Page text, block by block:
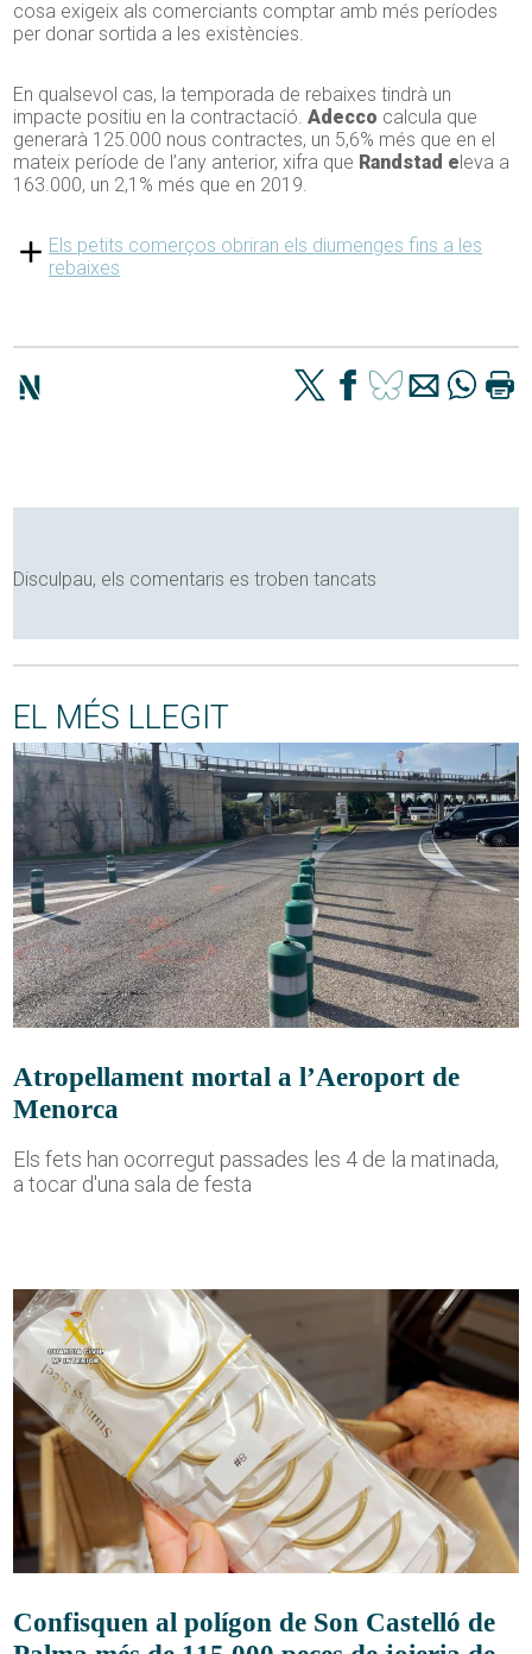
cosa exigeix als comerciants comptar amb més períodes
per donar sortida a les existències.
En qualsevol cas, la temporada de rebaixes tindrà un
impacte positiu en la contractació.Adecco calcula que
generarà 125.000 nous contractes, un 5,6% més que en el
mateix període de l’any anterior, xifra que Randstad e leva a
163.000, un 2,1% més que en 2019.
Els petits comerços obriran els diumenges fins a les
rebaixes
Disculpau, els comentaris es troben tancats
EL MÉS LLEGIT
Atropellament mortal a l’Aeroport de
Menorca
Els fets han ocorregut passades les 4 de la matinada,
a tocar d'una sala de festa
Confisquen al polígon de Son Castelló de